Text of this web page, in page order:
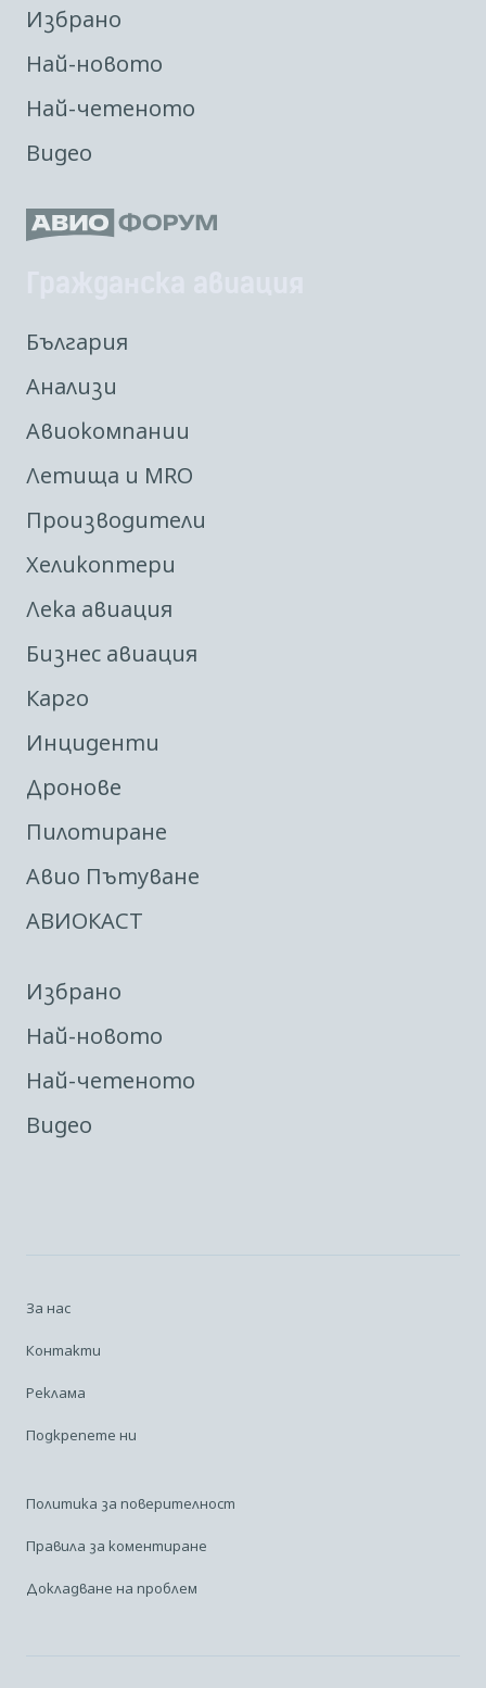
Избрано
Най-новото
Най-четеното
Видео
България
Анализи
Авиокомпании
Летища и MRO
Производители
Хеликоптери
Лека авиация
Бизнес авиация
Карго
Инциденти
Дронове
Пилотиране
Авио Пътуване
АВИОКАСТ
Избрано
Най-новото
Най-четеното
Видео
За нас
Контакти
Реклама
Подкрепете ни
Политика за поверителност
Правила за коментиране
Докладване на проблем